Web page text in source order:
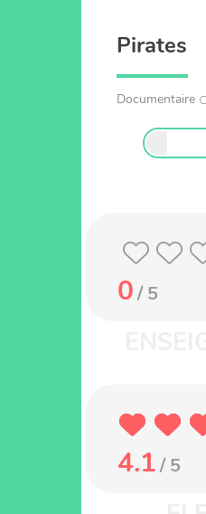
Pirates
Documentaire
0/ 5
4.1/ 5